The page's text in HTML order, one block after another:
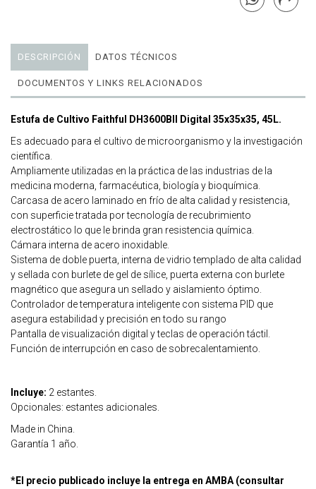
DESCRIPCIÓN DATOS TÉCNICOS
DOCUMENTOS Y LINKS RELACIONADOS
Estufa de Cultivo Faithful DH3600BII Digital 35x35x35, 45L.
Es adecuado para el cultivo de microorganismo y la investigación
científica.
Ampliamente utilizadas en la práctica de las industrias de la
medicina moderna, farmacéutica, biología y bioquímica.
Carcasa de acero laminado en frío de alta calidad y resistencia,
con superficie tratada por tecnología de recubrimiento
electrostático lo que le brinda gran resistencia química.
Cámara interna de acero inoxidable.
Sistema de doble puerta, interna de vidrio templado de alta calidad
y sellada con burlete de gel de sílice, puerta externa con burlete
magnético que asegura un sellado y aislamiento óptimo.
Controlador de temperatura inteligente con sistema PID que
asegura estabilidad y precisión en todo su rango
Pantalla de visualización digital y teclas de operación táctil.
Función de interrupción en caso de sobrecalentamiento.
Incluye: 2 estantes.
Opcionales: estantes adicionales.
Made in China.
Garantía 1 año.
*El precio publicado incluye la entrega en AMBA (consultar